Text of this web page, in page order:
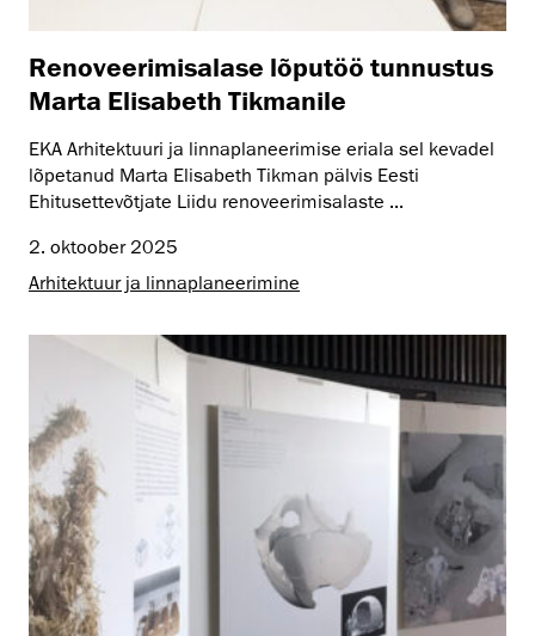
Renoveerimisalase lõputöö tunnustus
Marta Elisabeth Tikmanile
EKA Arhitektuuri ja linnaplaneerimise eriala sel kevadel
lõpetanud Marta Elisabeth Tikman pälvis Eesti
Ehitusettevõtjate Liidu renoveerimisalaste ...
2. oktoober 2025
Arhitektuur ja linnaplaneerimine